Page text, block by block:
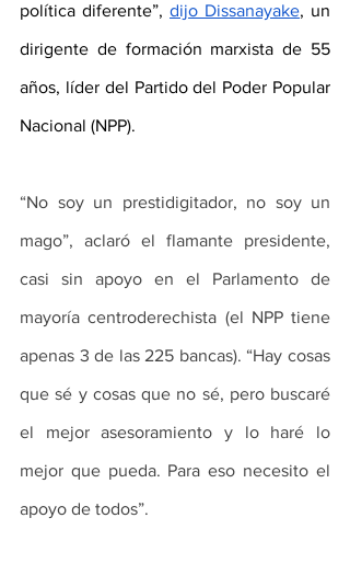
política diferente”, dijo Dissanayake, un
dirigente de formación marxista de 55
años, líder del Partido del Poder Popular
Nacional (NPP).
“No soy un prestidigitador, no soy un
mago”, aclaró el flamante presidente,
casi sin apoyo en el Parlamento de
mayoría centroderechista (el NPP tiene
apenas 3 de las 225 bancas). “Hay cosas
que sé y cosas que no sé, pero buscaré
el mejor asesoramiento y lo haré lo
mejor que pueda. Para eso necesito el
apoyo de todos”.